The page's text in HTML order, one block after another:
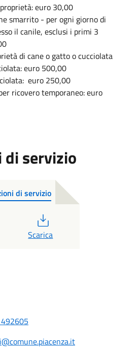
euro 30,00
smarrito - per ogni giorno di
il canile, esclusi i primi 3
di cane o gatto o cucciolata
euro 500,00
euro 250,00
ricovero temporaneo: euro
di servizio
di servizio
Scarica